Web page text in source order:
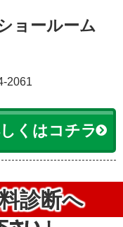
ョールーム
2061
くはコチラ
診断へ